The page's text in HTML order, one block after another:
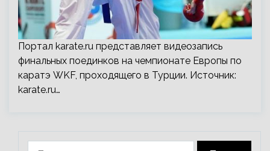
Портал karate.ru представляет видеозапись
финальных поединков на чемпионате Европы по
каратэ WKF, проходящего в Турции. Источник:
karate.ru…